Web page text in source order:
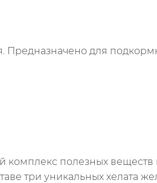
для
полезных
три уникальных хелата